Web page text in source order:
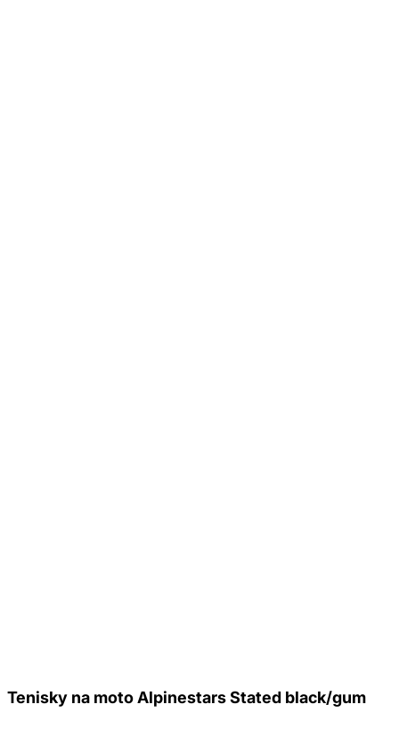
Tenisky na moto Alpinestars Stated black/gum